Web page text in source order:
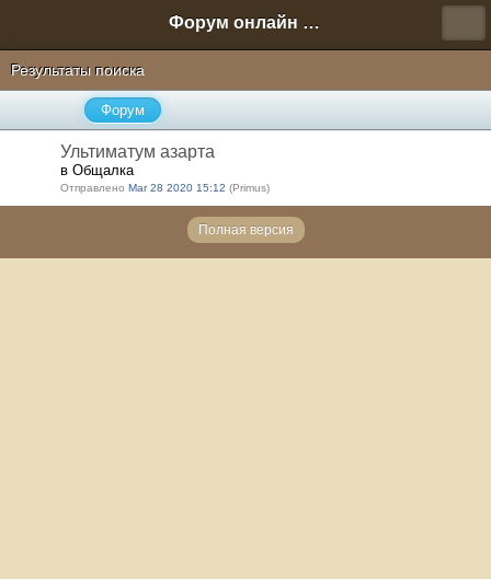
Форум онлайн игры "Новая Эра" (Нюра Биз)
Результаты поиска
Форум
Ультиматум азарта
в Общалка
Отправлено Mar 28 2020 15:12 (Primus)
Полная версия